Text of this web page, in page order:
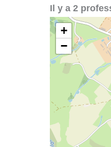
Il y a 2
+
−